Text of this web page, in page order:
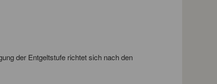
der Entgeltstufe richtet sich nach den